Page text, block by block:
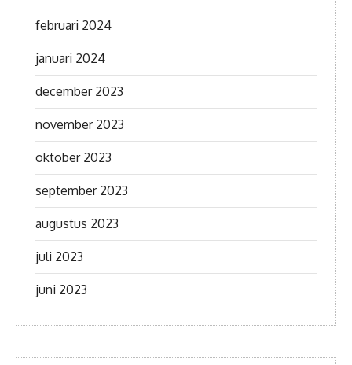
februari 2024
januari 2024
december 2023
november 2023
oktober 2023
september 2023
augustus 2023
juli 2023
juni 2023